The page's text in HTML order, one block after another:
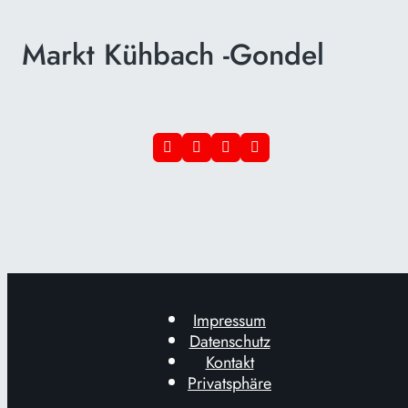
Markt Kühbach -Gondel
Impressum
Datenschutz
Kontakt
Privatsphäre